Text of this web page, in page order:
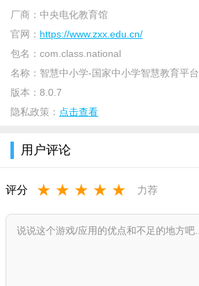
厂商： 中央电化教育馆
官网： https://www.zxx.edu.cn/
包名： com.class.national
名称： 智慧中小学-国家中小学智慧教育平台
版本： 8.0.7
隐私政策： 点击查看
用户评论
评分 ★ ★ ★ ★ ★ 力荐